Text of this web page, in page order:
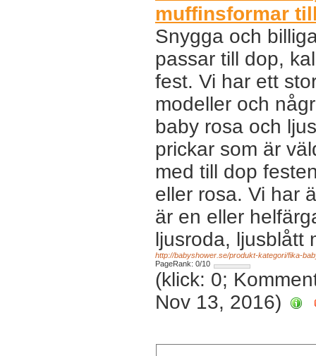
muffinsformar
Snygga och
passar till dop,
fest. Vi har ett
modeller och
baby rosa och
prickar som är
med till dop
eller rosa. Vi har
är en eller
ljusroda, ljusblått
http://babyshower.se/produkt-kategori/fika-
PageRank: 0/10
(klick: 0;
Nov 13, 2016)